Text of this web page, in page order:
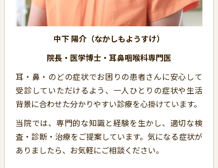
中下 陽介（なかしもようすけ）
院長・医学博士・耳鼻咽喉科専門医
耳・鼻・のどの症状でお困りの患者さんに安心して
受診していただけるよう、一人ひとりの症状や生活
背景に合わせた分かりやすい診療を心掛けています。
当院では、専門的な知識と経験を生かし、適切な検
査・診断・治療をご提案しています。気になる症状が
ありましたら、お気軽にご相談ください。